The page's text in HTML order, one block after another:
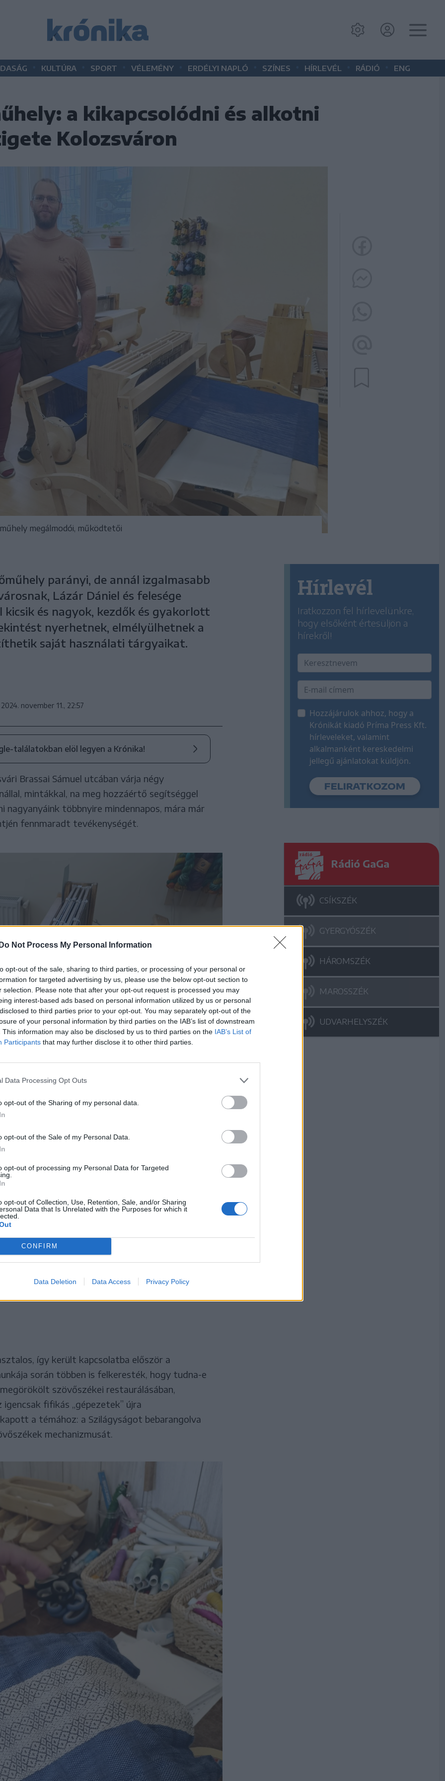
Do Not Process My Personal Information
opt-out of the sale, sharing to third parties, or processing of your personal or
for targeted advertising by us, please use the below opt-out section to
selection. Please note that after your opt-out request is processed you may
interest-based ads based on personal information utilized by us or personal
to third parties prior to your opt-out. You may separately opt-out of the
of your personal information by third parties on the IAB’s list of downstream
This information may also be disclosed by us to third parties on the IAB’s List of
Participants that may further disclose it to other third parties.
Data Processing Opt Outs
opt-out of the Sharing of my personal data.
opt-out of the Sale of my Personal Data.
opt-out of processing my Personal Data for Targeted
opt-out of Collection, Use, Retention, Sale, and/or Sharing
Data that Is Unrelated with the Purposes for which it
CONFIRM
Data Deletion Data Access Privacy Policy
KULTÚRA SPORT VÉLEMÉNY ERDÉLYI NAPLÓ SZÍNES HÍRLEVÉL RÁDIÓ ENG
a kikapcsolódni és alkotni
Kolozsváron
megálmodói, működtetői
parányi, de annál izgalmasabb
Lázár Dániel és felesége
és nagyok, kezdők és gyakorlott
nyerhetnek, elmélyülhetnek a
saját használati tárgyaikat.
2024. november 11., 22:57
találatokban elöl legyen a Krónika!
Brassai Sámuel utcában várja négy
mintákkal, na meg hozzáértő segítséggel
többnyire mindennapos, mára már
fennmaradt tevékenységét.
projekt története nem
pár évvel ezelőtt még
sem felesége, Aliz nem
így került kapcsolatba először a
során többen is felkeresték, hogy tudna-e
szövőszékei restaurálásában,
fifikás „gépezetek” újra
a témához: a Szilágyságot bebarangolva
mechanizmusát.
Hírlevél
Iratkozzon fel hírlevelünkre,
hogy elsőként értesüljön a
hírekről!
Hozzájárulok ahhoz, hogy a
Krónikát kiadó Príma Press Kft.
hírleveleket, valamint
alkalmanként kereskedelmi
jellegű ajánlatokat küldjön.
Rádió GaGa
CSÍKSZÉK
GYERGYÓSZÉK
HÁROMSZÉK
MAROSSZÉK
UDVARHELYSZÉK